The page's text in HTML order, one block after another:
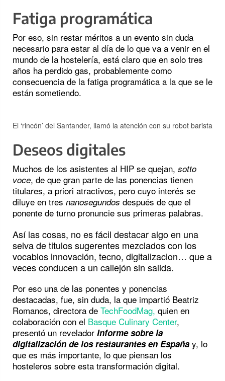
Fatiga programática
Por eso, sin restar méritos a un evento sin duda
necesario para estar al día de lo que va a venir en el
mundo de la hostelería, está claro que en solo tres
años ha perdido gas, probablemente como
consecuencia de la fatiga programática a la que se le
están sometiendo.
El ‘rincón’ del Santander, llamó la atención con su robot barista
Deseos digitales
Muchos de los asistentes al HIP se quejan, sotto
voce, de que gran parte de las ponencias tienen
titulares, a priori atractivos, pero cuyo interés se
diluye en tres nanosegundos después de que el
ponente de turno pronuncie sus primeras palabras.
Así las cosas, no es fácil destacar algo en una
selva de titulos sugerentes mezclados con los
vocablos innovación, tecno, digitalizacion… que a
veces conducen a un callejón sin salida.
Por eso una de las ponentes y ponencias
destacadas, fue, sin duda, la que impartió Beatriz
Romanos, directora de TechFoodMag, quien en
colaboración con el Basque Culinary Center,
presentó un revelador Informe sobre la
digitalización de los restaurantes en España y, lo
que es más importante, lo que piensan los
hosteleros sobre esta transformación digital.